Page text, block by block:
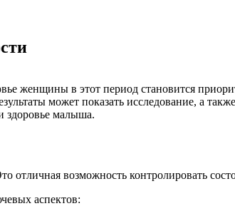
женщины в этот период становится
может показать исследование, а
здоровье малыша.
возможность контролировать
аспектов: